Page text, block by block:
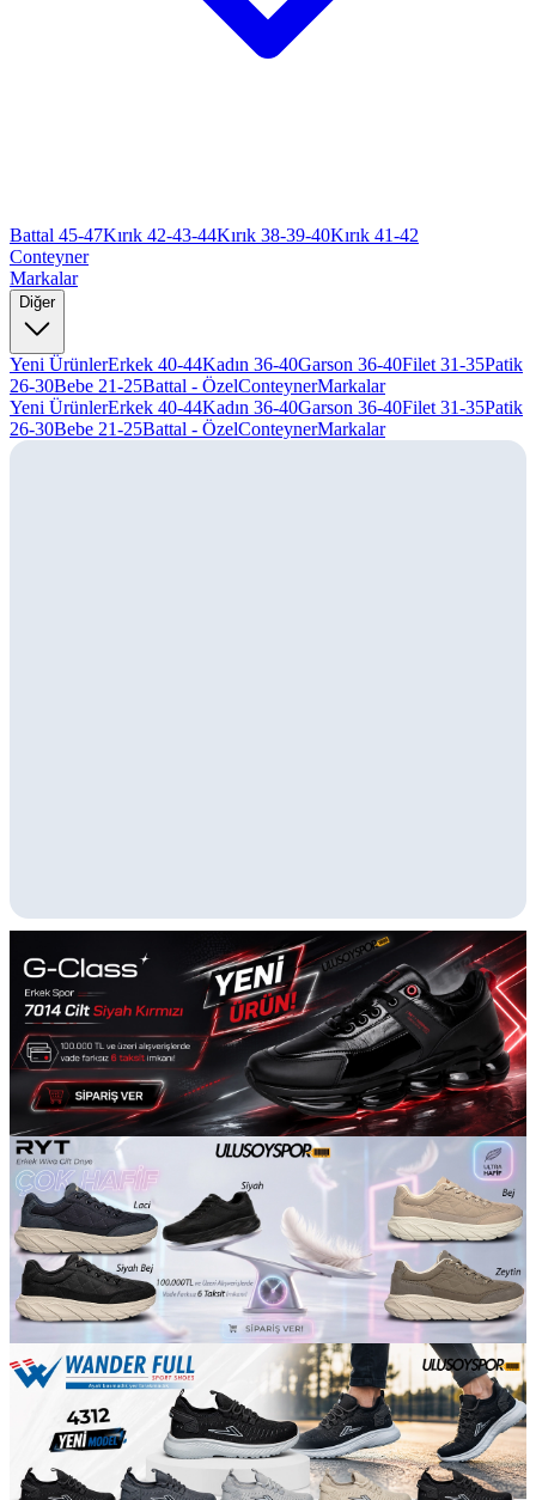
Battal 45-47Kırık 42-43-44Kırık 38-39-40Kırık 41-42
Conteyner
Markalar
Diğer
Yeni ÜrünlerErkek 40-44Kadın 36-40Garson 36-40Filet 31-35Patik
26-30Bebe 21-25Battal - ÖzelConteynerMarkalar
Yeni ÜrünlerErkek 40-44Kadın 36-40Garson 36-40Filet 31-35Patik
26-30Bebe 21-25Battal - ÖzelConteynerMarkalar